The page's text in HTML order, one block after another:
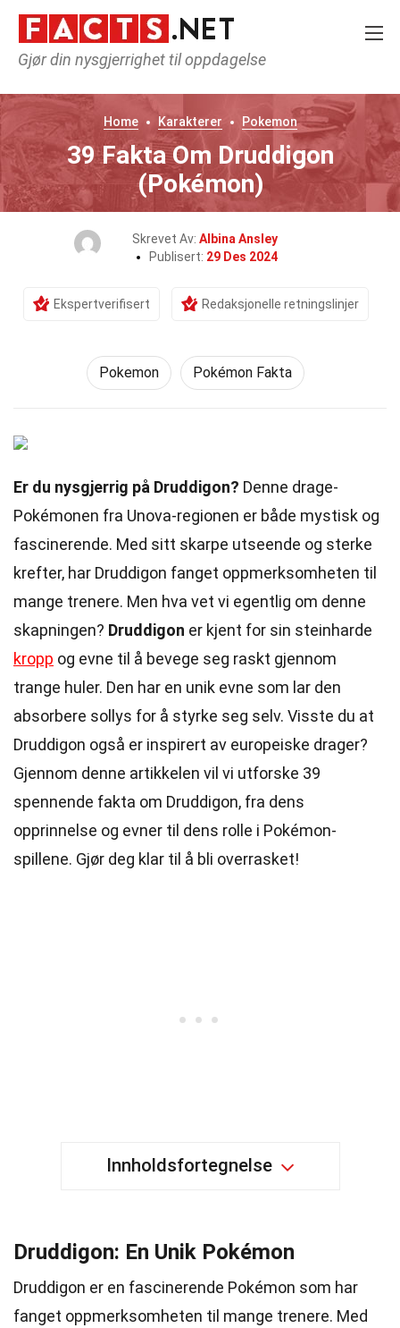
Gjør din nysgjerrighet til oppdagelse
Home Karakterer Pokemon
39 Fakta Om Druddigon
(Pokémon)
Skrevet Av: Albina Ansley
Publisert: 29 Des 2024
Ekspertverifisert Redaksjonelle retningslinjer
Pokemon Pokémon Fakta
Er du nysgjerrig på Druddigon? Denne drage-
Pokémonen fra Unova-regionen er både mystisk og
fascinerende. Med sitt skarpe utseende og sterke
krefter, har Druddigon fanget oppmerksomheten til
mange trenere. Men hva vet vi egentlig om denne
skapningen? Druddigon er kjent for sin steinharde
kropp og evne til å bevege seg raskt gjennom
trange huler. Den har en unik evne som lar den
absorbere sollys for å styrke seg selv. Visste du at
Druddigon også er inspirert av europeiske drager?
Gjennom denne artikkelen vil vi utforske 39
spennende fakta om Druddigon, fra dens
opprinnelse og evner til dens rolle i Pokémon-
spillene. Gjør deg klar til å bli overrasket!
Innholdsfortegnelse
Druddigon: En Unik Pokémon
Druddigon er en fascinerende Pokémon som har
fanget oppmerksomheten til mange trenere. Med